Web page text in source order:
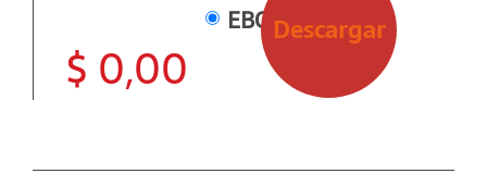
EBOOK
$ 0,00
Descargar